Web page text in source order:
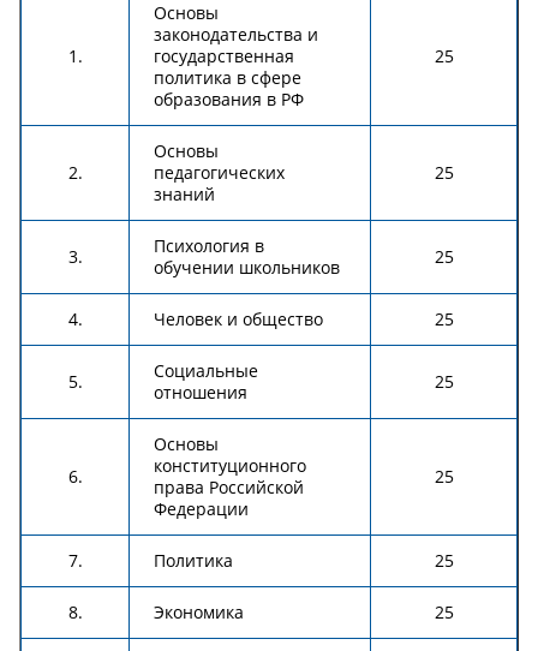
1.
Основы
законодательства и
государственная
политика в сфере
образования в РФ
25
2.
Основы
педагогических
знаний
25
3.
Психология в
обучении школьников
25
4. Человек и общество 25
5.
Социальные
отношения
25
6.
Основы
конституционного
права Российской
Федерации
25
7. Политика 25
8. Экономика 25